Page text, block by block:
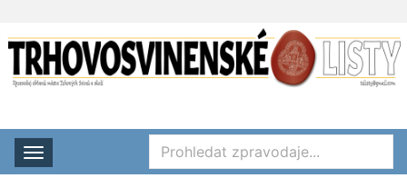
Rozbalit nabídku